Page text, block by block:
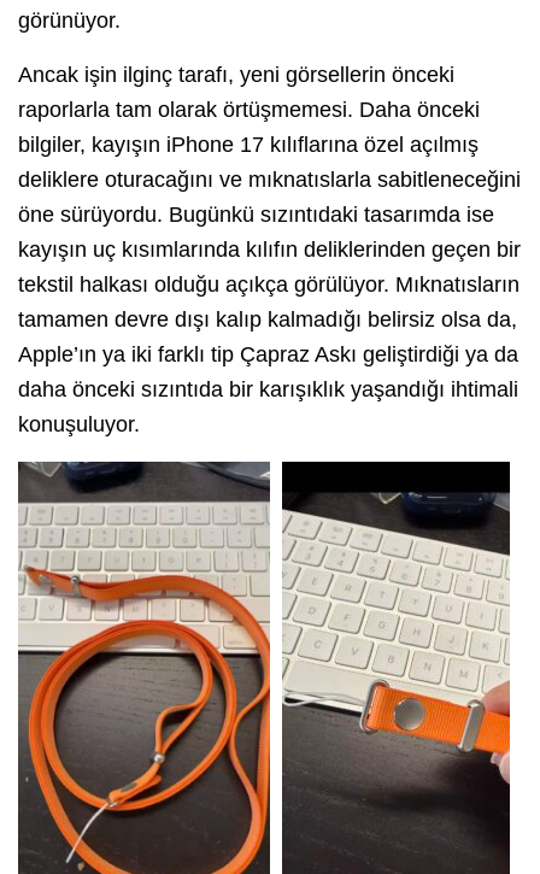
görünüyor.
Ancak işin ilginç tarafı, yeni görsellerin önceki
raporlarla tam olarak örtüşmemesi. Daha önceki
bilgiler, kayışın iPhone 17 kılıflarına özel açılmış
deliklere oturacağını ve mıknatıslarla sabitleneceğini
öne sürüyordu. Bugünkü sızıntıdaki tasarımda ise
kayışın uç kısımlarında kılıfın deliklerinden geçen bir
tekstil halkası olduğu açıkça görülüyor. Mıknatısların
tamamen devre dışı kalıp kalmadığı belirsiz olsa da,
Apple’ın ya iki farklı tip Çapraz Askı geliştirdiği ya da
daha önceki sızıntıda bir karışıklık yaşandığı ihtimali
konuşuluyor.